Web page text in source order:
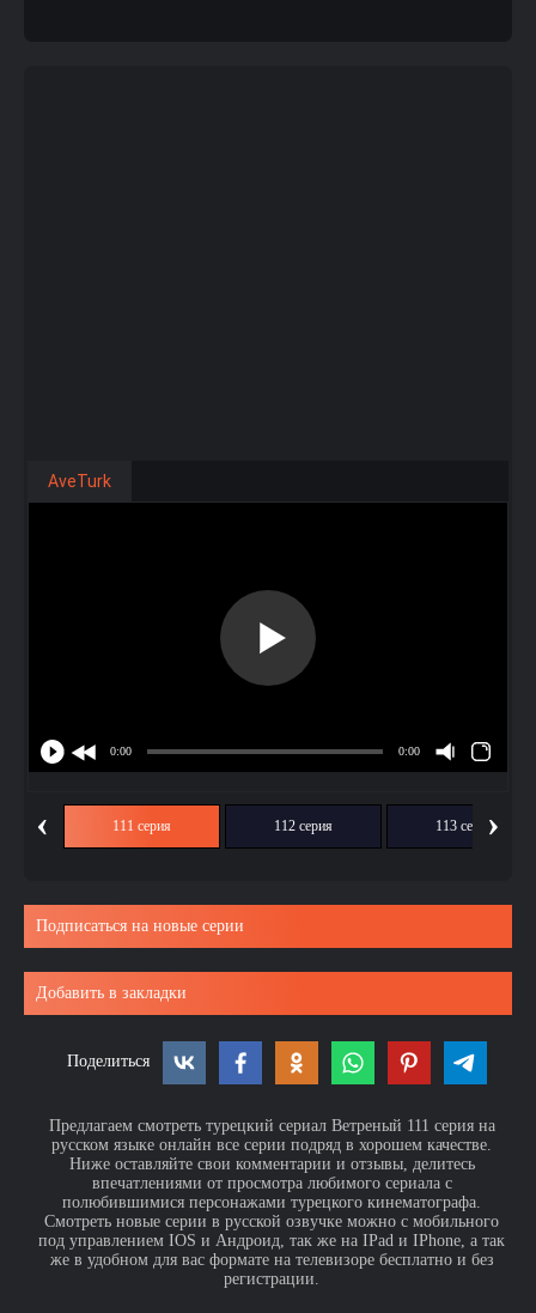
AveTurk
‹ 111 серия 112 серия 113 серия›
Подписаться на новые серии
Добавить в закладки
Поделиться
Предлагаем смотреть турецкий сериал Ветреный 111 серия на
русском языке онлайн все серии подряд в хорошем качестве.
Ниже оставляйте свои комментарии и отзывы, делитесь
впечатлениями от просмотра любимого сериала с
полюбившимися персонажами турецкого кинематографа.
Смотреть новые серии в русской озвучке можно с мобильного
под управлением IOS и Андроид, так же на IPad и IPhone, а так
же в удобном для вас формате на телевизоре бесплатно и без
регистрации.